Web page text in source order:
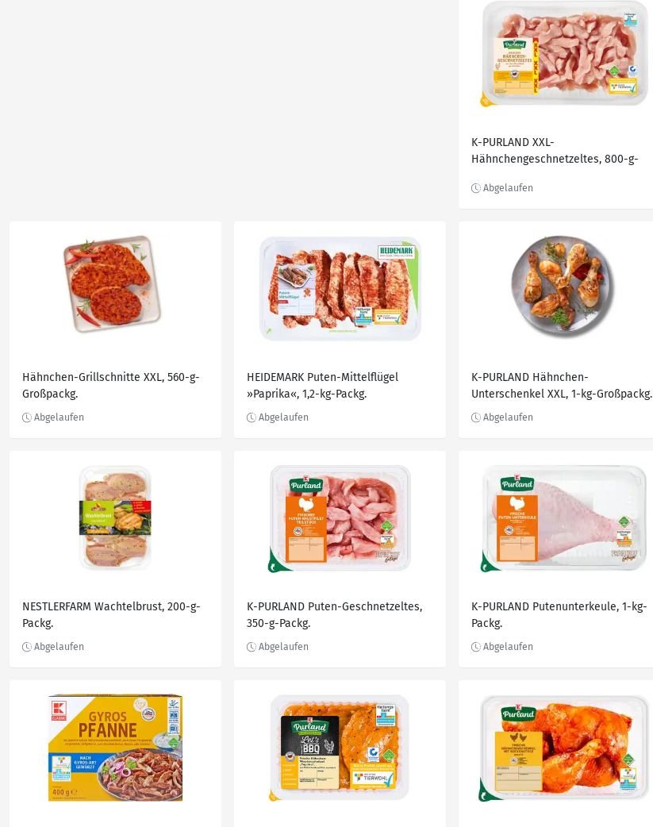
K-PURLAND XXL-
Hähnchengeschnetzeltes, 800-g-
Hähnchen-Grillschnitte XXL, 560-g-
Großpackg.
HEIDEMARK Puten-Mittelflügel
»Paprika«, 1,2-kg-Packg.
K-PURLAND Hähnchen-
Unterschenkel XXL, 1-kg-Großpackg.
NESTLERFARM Wachtelbrust, 200-g-
Packg.
K-PURLAND Puten-Geschnetzeltes,
350-g-Packg.
K-PURLAND Putenunterkeule, 1-kg-
Packg.